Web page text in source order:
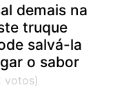
demais na
truque
salvá-la
o sabor